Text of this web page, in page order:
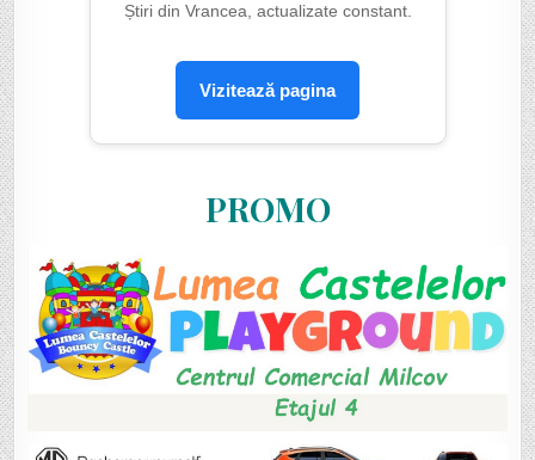
Știri din Vrancea, actualizate constant.
Vizitează pagina
PROMO